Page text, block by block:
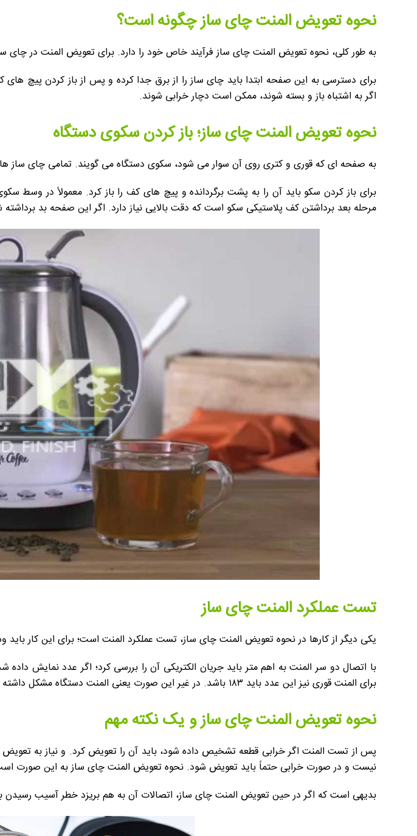
نحوه تعویض المنت چای ساز چگونه است؟
به طور کلی، نحوه تعویض المنت چای ساز فرآیند خاص خود را دارد. برای تعویض المنت در چای
برای دسترسی به این صفحه ابتدا باید چای ساز را از برق جدا کرده و پس از باز کردن پیچ
اگر به اشتباه باز و بسته شوند، ممکن است دچار خرابی شوند.
نحوه تعویض المنت چای ساز؛ باز کردن سکوی دستگاه
به صفحه ای که قوری و کتری روی آن سوار می شود، سکوی دستگاه می گویند. تمامی چای ساز
مرحله بعد برداشتن کف پلاستیکی سکو است که دقت بالایی نیاز دارد. اگر این صفحه بد
تست عملکرد المنت چای ساز
یکی دیگر از کارها در نحوه تعویض المنت چای ساز، تست عملکرد المنت است؛ برای این کار
برای المنت قوری نیز این عدد باید ۱۸۳ باشد. در غیر این صورت یعنی المنت دستگاه مشکل داشته و باید تعویض شود.
نحوه تعویض المنت چای ساز و یک نکته مهم
پس از تست المنت اگر خرابی قطعه تشخیص داده شود، باید آن را تعویض کرد. و نیاز به
نیست و در صورت خرابی حتماً باید تعویض شود. نحوه تعویض المنت چای ساز به این صورت
بدیهی است که اگر در حین تعویض المنت چای ساز، اتصالات آن به هم بریزد خطر آسیب